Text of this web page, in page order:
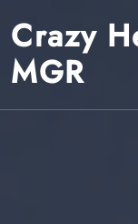
to
content
Crazy
MGR